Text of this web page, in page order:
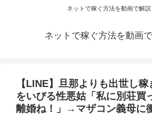
ネットで稼ぐ方法を動画で解説
ネットで稼ぐ方法を動画で
【LINE】旦那よりも出世し
をいびる性悪姑「私に別荘買
離婚ね！」→マザコン義母に